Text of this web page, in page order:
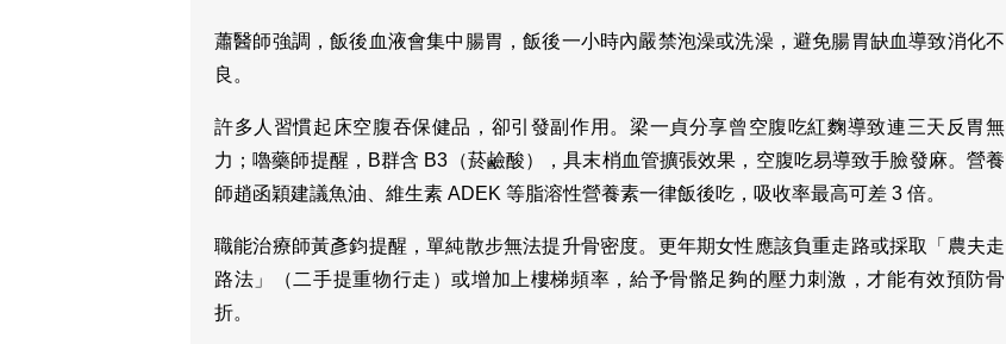
蕭醫師強調，飯後血液會集中腸胃，飯後一小時內嚴禁泡澡或洗澡，避免腸胃缺血導致消化不
良。
許多人習慣起床空腹吞保健品，卻引發副作用。梁一貞分享曾空腹吃紅麴導致連三天反胃無
力；嚕藥師提醒，B群含 B3（菸鹼酸），具末梢血管擴張效果，空腹吃易導致手臉發麻。營養
師趙函穎建議魚油、維生素 ADEK 等脂溶性營養素一律飯後吃，吸收率最高可差 3 倍。
職能治療師黃彥鈞提醒，單純散步無法提升骨密度。更年期女性應該負重走路或採取「農夫走
路法」（二手提重物行走）或增加上樓梯頻率，給予骨骼足夠的壓力刺激，才能有效預防骨
折。